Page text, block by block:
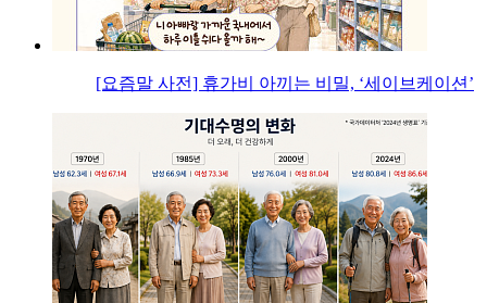
[요즘말 사전] 휴가비 아끼는 비밀, ‘세이브케이션’